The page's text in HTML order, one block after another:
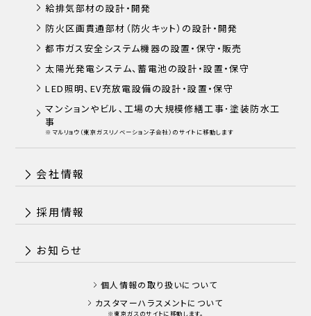
会社情報
採用情報
お知らせ
給排気部材の設計・開発
防火区画貫通部材（防火キット）の設計・開発
都市ガス安全システム機器の設置・保守・販売
太陽光発電システム、蓄電池の設計・設置・保守
LED照明、EV充放電設備の設計・設置・保守
マンションやビル､工場の大規模修繕工事･塗装防水工
事
※マルリョウ（東京ガスリノベーション子会社）のサイトに移動します
個人情報の取り扱いについて
カスタマーハラスメントについて
※東京ガスのサイトに移動します。